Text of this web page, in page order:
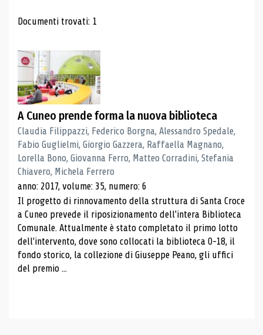
Risultati di ricerca
Documenti trovati: 1
A Cuneo prende forma la nuova biblioteca
Claudia Filippazzi, Federico Borgna, Alessandro Spedale,
Fabio Guglielmi, Giorgio Gazzera, Raffaella Magnano,
Lorella Bono, Giovanna Ferro, Matteo Corradini, Stefania
Chiavero, Michela Ferrero
anno: 2017, volume: 35, numero: 6
Il progetto di rinnovamento della struttura di Santa Croce
a Cuneo prevede il riposizionamento dell'intera Biblioteca
Comunale. Attualmente è stato completato il primo lotto
dell'intervento, dove sono collocati la biblioteca 0-18, il
fondo storico, la collezione di Giuseppe Peano, gli uffici
del premio ...